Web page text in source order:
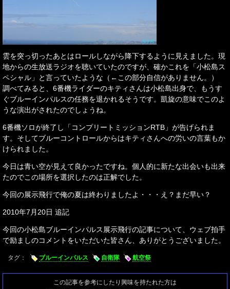
雲を突っ切ったあとはロールしながら降下するように見えました。現
地からの生放送ラジオを聴いていたのですが、確かこれを「小松島ス
ペシャル」と言っていたような（←この部分自信がありません。）
調べてみると、6番機ライダーのキティさんは小松島出身で、もうす
ぐブルーインパルスの任務を退かれるそうです。凱旋の意味でこのよ
うな演出がされたのでしょうね。
6番機ソロが終了し「コンプリートミッションRTB」が告げられま
す。そしてブルーコントロールからはキティさんへの労いの言葉もか
けられました。
今日は青い空が見えて良かったですね。個人的に新たな出会いも出来
たのでこの場所を選択したのは正解でした。
今回の展示飛行で俺の夏は終わりましたよ・・・え？まだ早い？
2010年7月20日 追記
今回の小松島ブルーインパルス展示飛行の記事について、ウェブ拍手
で励ましのコメントをいただいた皆さん、ありがとうございました。
タグ： ブルーインパルス 自衛隊 航空祭
この記事を参考にしたり興味を持たれた方は